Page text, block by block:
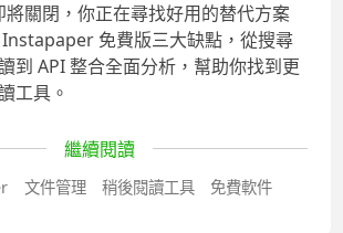
關閉，你正在尋找好用的替代方案
免費版三大缺點，從搜尋
到 API 整合全面分析，幫助你找到更
工具。
繼續閱讀
文件管理 稍後閱讀工具 免費軟件